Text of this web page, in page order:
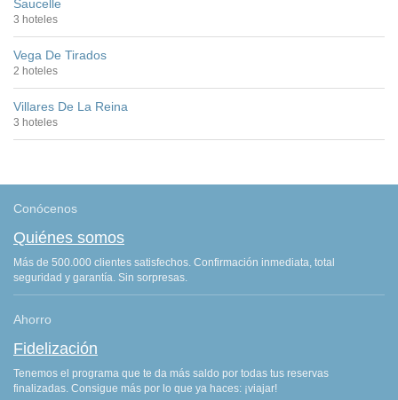
Saucelle
3 hoteles
Vega De Tirados
2 hoteles
Villares De La Reina
3 hoteles
Conócenos
Quiénes somos
Más de 500.000 clientes satisfechos. Confirmación inmediata, total
seguridad y garantía. Sin sorpresas.
Ahorro
Fidelización
Tenemos el programa que te da más saldo por todas tus reservas
finalizadas. Consigue más por lo que ya haces: ¡viajar!